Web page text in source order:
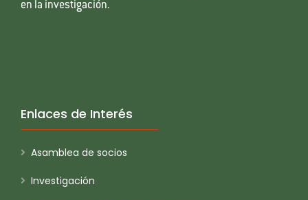
en la investigación.
Enlaces de Interés
Asamblea de socios
Investigación